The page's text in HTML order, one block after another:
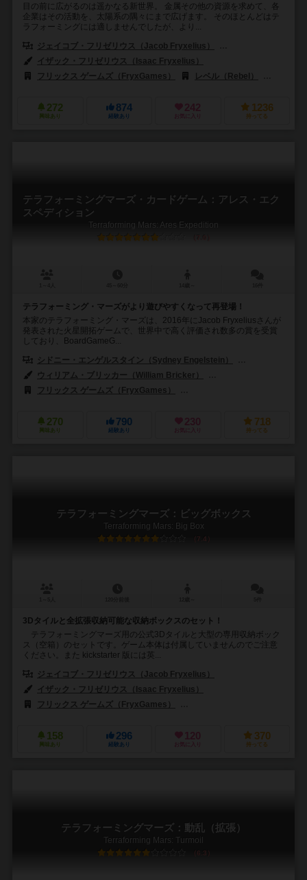
目の前に広がるのは遥かなる新世界。 金属その他の資源を求めて、各
企業はその活動を、太陽系の隅々にまで広げます。 そのほとんどはテ
ラフォーミングには適しませんでしたが、より...
ジェイコブ・フリゼリウス（Jacob Fryxelius）
イザック・フリゼリウス（Isaac Fryxelius）
フリックス ゲームズ（FryxGames）
レベル（Rebel）
272
興味あり
874
経験あり
242
お気に入り
1236
持ってる
テラフォーミングマーズ・カードゲーム：アレス・エク
スペディション
Terraforming Mars: Ares Expedition
テラフォーミング・マーズがより遊びやすくなって再登場！
本家のテラフォーミング・マーズは、2016年にJacob Fryxeliusさんが
発表された火星開拓ゲームで、世界中で高く評価され数多の賞を受賞
しており、BoardGameG...
シドニー・エンゲルスタイン（Sydney Engelstein）
ウィリアム・ブリッカー（William Bricker）
フリックス ゲームズ（FryxGames）
270
興味あり
790
経験あり
230
お気に入り
718
持ってる
テラフォーミングマーズ：ビッグボックス
Terraforming Mars: Big Box
7.4
3Dタイルと全拡張収納可能な収納ボックスのセット！
テラフォーミングマーズ用の公式3Dタイルと大型の専用収納ボック
ス（空箱）のセットです。ゲーム本体は付属していませんのでご注意
ください。また kickstarter 版には英...
ジェイコブ・フリゼリウス（Jacob Fryxelius）
イザック・フリゼリウス（Isaac Fryxelius）
フリックス ゲームズ（FryxGames）
158
興味あり
296
経験あり
120
お気に入り
370
持ってる
テラフォーミングマーズ：動乱（拡張）
Terraforming Mars: Turmoil
6.3